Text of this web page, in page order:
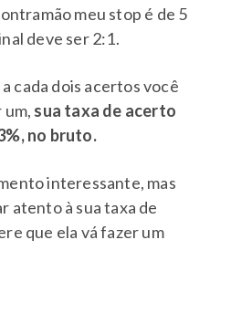
meu stop é de 5
deve ser 2:1.
cada dois acertos você
sua taxa de acerto
no bruto.
interessante, mas
atento à sua taxa de
que ela vá fazer um